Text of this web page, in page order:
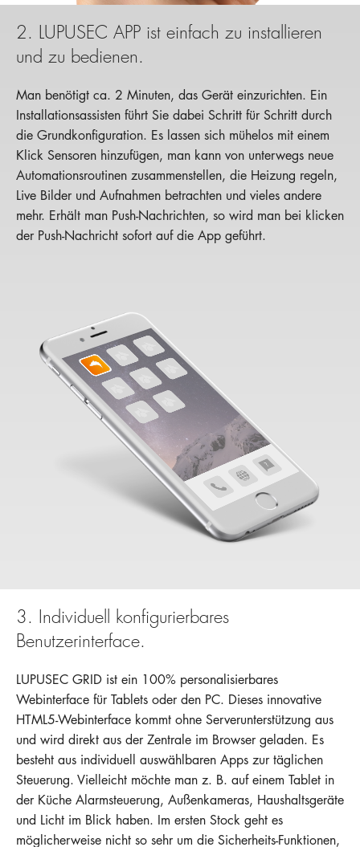
2. LUPUSEC APP ist einfach zu installieren
und zu bedienen.
Man benötigt ca. 2 Minuten, das Gerät einzurichten. Ein
Installationsassisten führt Sie dabei Schritt für Schritt durch
die Grundkonfiguration. Es lassen sich mühelos mit einem
Klick Sensoren hinzufügen, man kann von unterwegs neue
Automationsroutinen zusammenstellen, die Heizung regeln,
Live Bilder und Aufnahmen betrachten und vieles andere
mehr. Erhält man Push-Nachrichten, so wird man bei klicken
der Push-Nachricht sofort auf die App geführt.
LUPUSEC XT1
LUPUSEC XT2
Gerät einrichten
3. Individuell konfigurierbares
Benutzerinterface.
LUPUSEC GRID ist ein 100% personalisierbares
Webinterface für Tablets oder den PC. Dieses innovative
HTML5-Webinterface kommt ohne Serverunterstützung aus
und wird direkt aus der Zentrale im Browser geladen. Es
besteht aus individuell auswählbaren Apps zur täglichen
Steuerung. Vielleicht möchte man z. B. auf einem Tablet in
der Küche Alarmsteuerung, Außenkameras, Haushaltsgeräte
und Licht im Blick haben. Im ersten Stock geht es
möglicherweise nicht so sehr um die Sicherheits-Funktionen,